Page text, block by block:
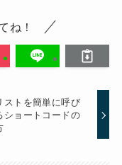
ね！
ストを簡単に呼び
ショートコードの